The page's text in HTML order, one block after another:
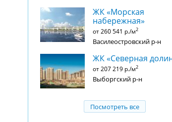
ЖК «Морская
набережная»
от 260 541 р./м2
Василеостровский р-н
ЖК «Северная
от 207 219 р./м2
Выборгский р-н
Посмотреть все